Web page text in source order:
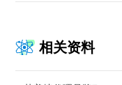
相关资料